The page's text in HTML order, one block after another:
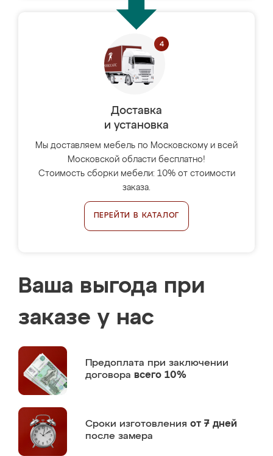
Доставка
и установка
Мы доставляем мебель по Московскому и всей
Московской области бесплатно!
Стоимость сборки мебели: 10% от стоимости
заказа.
ПЕРЕЙТИ В КАТАЛОГ
Ваша выгода при
заказе у нас
Предоплата при заключении
договора всего 10%
Сроки изготовления от 7 дней
после замера